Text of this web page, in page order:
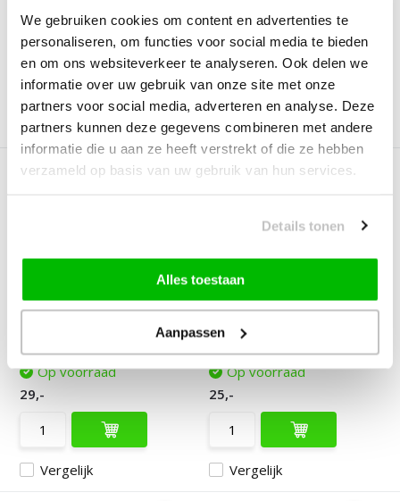
We gebruiken cookies om content en advertenties te
personaliseren, om functies voor social media te bieden
en om ons websiteverkeer te analyseren. Ook delen we
informatie over uw gebruik van onze site met onze
partners voor social media, adverteren en analyse. Deze
partners kunnen deze gegevens combineren met andere
informatie die u aan ze heeft verstrekt of die ze hebben
verzameld op basis van uw gebruik van hun services.
Details tonen
Alles toestaan
Aanpassen
Vergelijk
Op voorraad
39,90
Vergelijk
Op voorraad
59,95 29,95
Vloerkleed – Nain ...
Vergelijk
Op voorraad
29,-
Weerbestendig Vloe...
Vergelijk
Op voorraad
25,-